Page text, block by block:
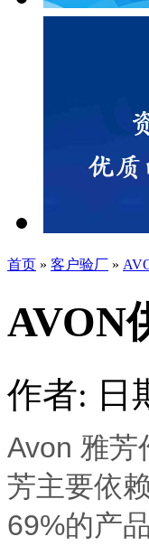
首页 » 客户验厂 »
AVON
作者: 日
Avon 雅芳
芳主要依
69%的产